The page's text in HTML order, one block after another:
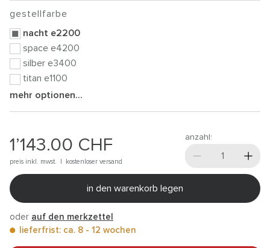
gestellfarbe
nacht e2200
space e4200
silber e3400
titan e1100
mehr optionen...
1’143.00 CHF
preis inkl. mwst. | kostenloser versand
anzahl:
in den warenkorb legen
oder auf den merkzettel
lieferfrist: ca. 8 - 12 wochen